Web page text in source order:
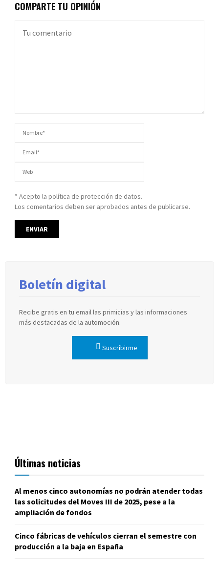
COMPARTE TU OPINIÓN
* Acepto la política de protección de datos.
Los comentarios deben ser aprobados antes de publicarse.
Boletín digital
Recibe gratis en tu email las primicias y las informaciones
más destacadas de la automoción.
Suscribirme
Últimas noticias
Al menos cinco autonomías no podrán atender todas
las solicitudes del Moves III de 2025, pese a la
ampliación de fondos
Cinco fábricas de vehículos cierran el semestre con
producción a la baja en España